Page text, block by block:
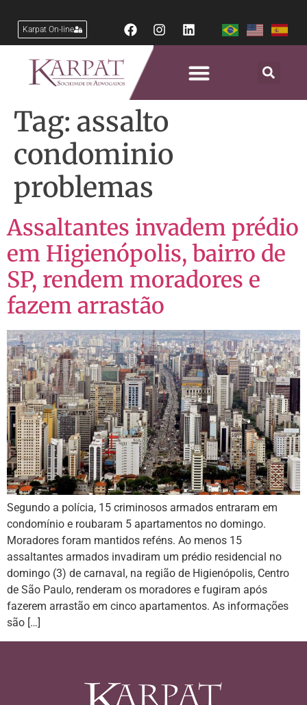
Karpat On-line
Tag: assalto
condominio
problemas
Assaltantes invadem prédio
em Higienópolis, bairro de
SP, rendem moradores e
fazem arrastão
Segundo a polícia, 15 criminosos armados entraram em
condomínio e roubaram 5 apartamentos no domingo.
Moradores foram mantidos reféns. Ao menos 15
assaltantes armados invadiram um prédio residencial no
domingo (3) de carnaval, na região de Higienópolis, Centro
de São Paulo, renderam os moradores e fugiram após
fazerem arrastão em cinco apartamentos. As informações
são […]